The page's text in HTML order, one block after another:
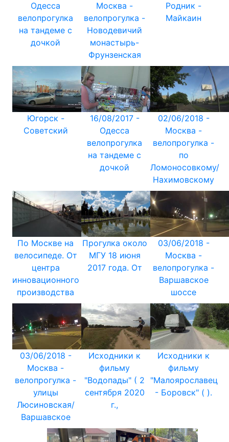
Одесса
велопрогулка
на тандеме с
дочкой
Москва -
велопрогулка -
Новодевичий
монастырь-
Фрунзенская
Родник -
Майкаин
Югорск -
Советский
16/08/2017 -
Одесса
велопрогулка
на тандеме с
дочкой
02/06/2018 -
Москва -
велопрогулка -
по
Ломоносовкому/
Нахимовскому
По Москве на
велосипеде. От
центра
инновационного
производства
Прогулка около
МГУ 18 июня
2017 года. От
03/06/2018 -
Москва -
велопрогулка -
Варшавское
шоссе
03/06/2018 -
Москва -
велопрогулка -
улицы
Люсиновская/
Варшавское
Исходники к
фильму
"Водопады" ( 2
сентября 2020
г.,
Исходники к
фильму
"Малоярославец
- Боровск" ( ).